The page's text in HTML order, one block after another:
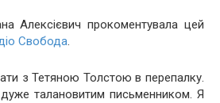
Алексієвич прокоментувала цей
Свобода.
з Тетяною Толстою в перепалку.
талановитим письменником. Я